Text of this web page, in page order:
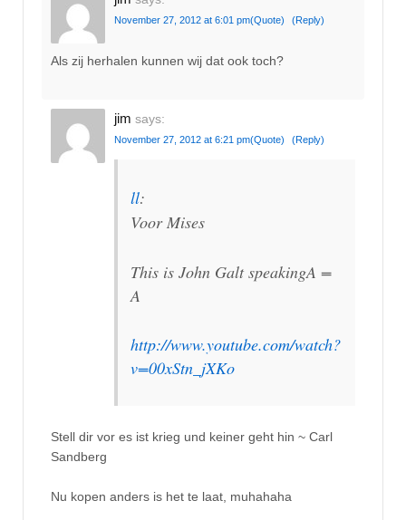
November 27, 2012 at 6:01 pm(Quote) (Reply)
Als zij herhalen kunnen wij dat ook toch?
jim says:
November 27, 2012 at 6:21 pm(Quote) (Reply)
ll:
Voor Mises
This is John Galt speakingA =
A
http://www.youtube.com/watch?
v=00xStn_jXKo
Stell dir vor es ist krieg und keiner geht hin ~ Carl
Sandberg
Nu kopen anders is het te laat, muhahaha